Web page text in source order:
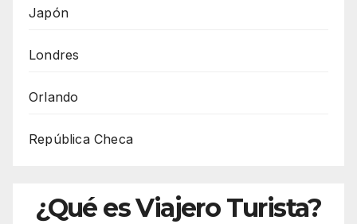
Japón
Londres
Orlando
República Checa
¿Qué es Viajero Turista?